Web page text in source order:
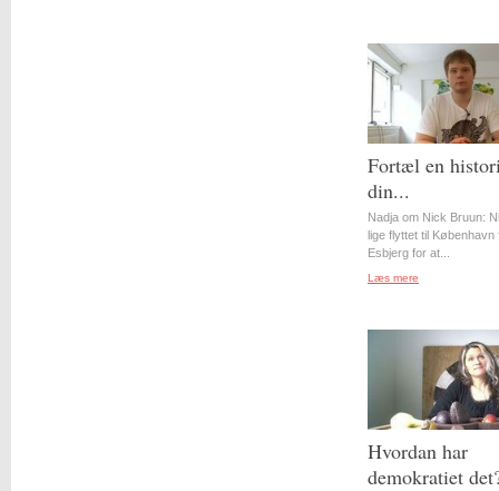
Fortæl en
din...
Nadja om Nick Bruun:
lige flyttet til København
Esbjerg for at...
Læs mere
Hvordan har
demokratiet